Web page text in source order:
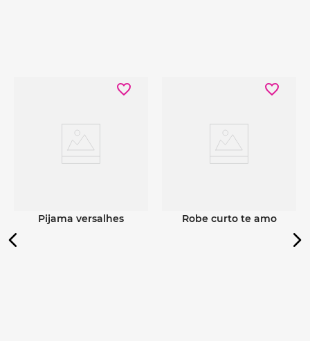
pijama versalhes robe curto te amo